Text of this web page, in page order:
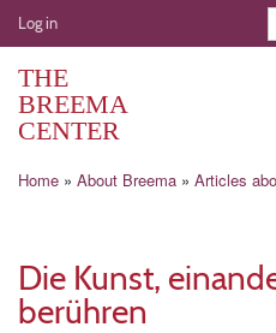
User
account
menu
Log in
THE
BREEMA
CENTER
Breadcrumb
Home About Breema Articles
Die Kunst,
berühren